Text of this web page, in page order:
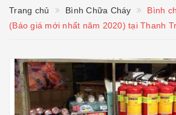
Trang chủ Bình Chữa Cháy
Bình
(Báo giá mới nhất năm 2020) tại Thanh